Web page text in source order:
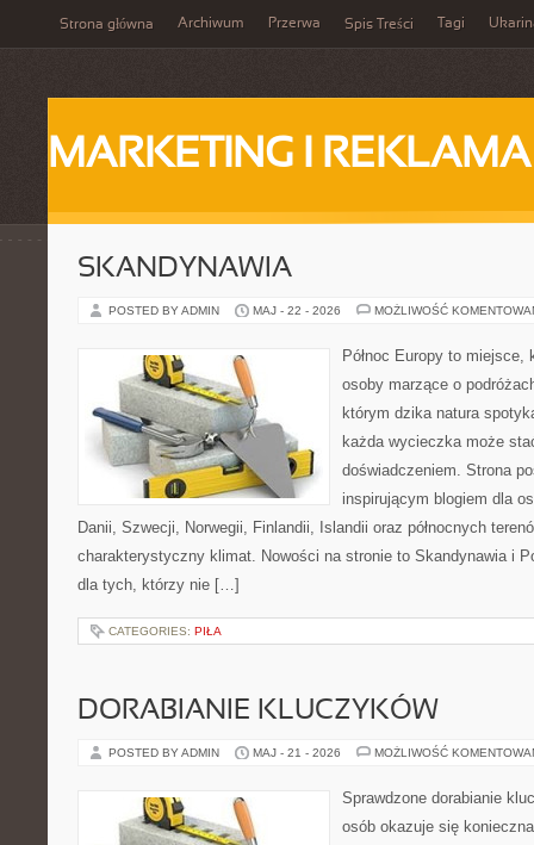
Strona główna Archiwum Przerwa Spis Treści Tagi
MARKETING I REKLAMA
SKANDYNAWIA
POSTED BY ADMIN MAJ - 22 - 2026 MOŻLIWOŚĆ
Północ Europy to miejsce,
osoby marzące o
którym dzika natura
każda wycieczka może
doświadczeniem. Strona
inspirującym blogiem dla
Danii, Szwecji, Norwegii, Finlandii, Islandii oraz północnych
charakterystyczny klimat. Nowości na stronie to Skandynawia i
dla tych, którzy nie […]
CATEGORIES: PIŁA
DORABIANIE KLUCZYKÓW
POSTED BY ADMIN MAJ - 21 - 2026 MOŻLIWOŚĆ
Sprawdzone dorabianie
osób okazuje się